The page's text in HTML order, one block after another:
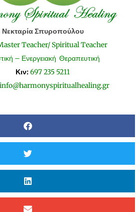
Νεκταρία Σπυροπούλου
Teacher/ Spiritual Teacher
– Ενεργειακή Θεραπευτική
Κιν: 697 235 5211
info@harmonyspiritualhealing.gr